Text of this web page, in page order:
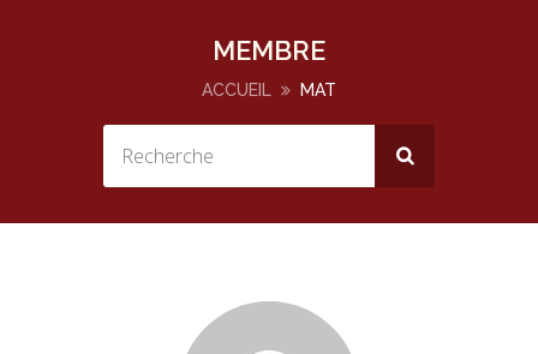
MEMBRE
ACCUEIL MAT